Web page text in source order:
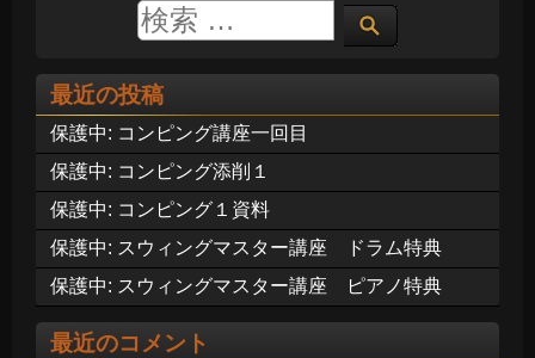
最近の投稿
保護中: コンピング講座一回目
保護中: コンピング添削１
保護中: コンピング１資料
保護中: スウィングマスター講座 ドラム特典
保護中: スウィングマスター講座 ピアノ特典
最近のコメント